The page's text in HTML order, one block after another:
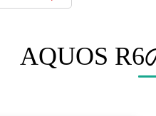
AQUOS